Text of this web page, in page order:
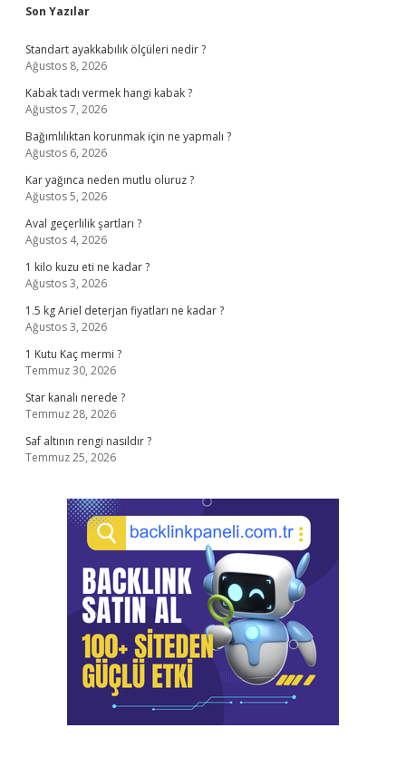
Sidebar
Son Yazılar
Standart ayakkabılık ölçüleri nedir ?
Ağustos 8, 2026
Kabak tadı vermek hangi kabak ?
Ağustos 7, 2026
Bağımlılıktan korunmak için ne yapmalı ?
Ağustos 6, 2026
Kar yağınca neden mutlu oluruz ?
Ağustos 5, 2026
Aval geçerlilik şartları ?
Ağustos 4, 2026
1 kilo kuzu eti ne kadar ?
Ağustos 3, 2026
1.5 kg Ariel deterjan fiyatları ne kadar ?
Ağustos 3, 2026
1 Kutu Kaç mermi ?
Temmuz 30, 2026
Star kanalı nerede ?
Temmuz 28, 2026
Saf altının rengi nasıldır ?
Temmuz 25, 2026